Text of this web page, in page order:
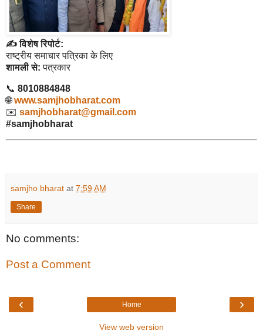
✍️ विशेष रिपोर्ट:
राष्ट्रीय समाचार पत्रिका के लिए
शामली से: पत्रकार
📞 8010884848
🌐www.samjhobharat.com
✉️ samjhobharat@gmail.com
#samjhobharat
samjho bharat at 7:59 AM
Share
No comments:
Post a Comment
‹ ›
Home
View web version